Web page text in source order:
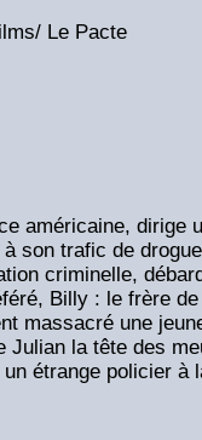
Le Pacte
américaine, dirige
son trafic de
criminelle,
Billy : le frère
massacré une
Julian la tête des
étrange policier à